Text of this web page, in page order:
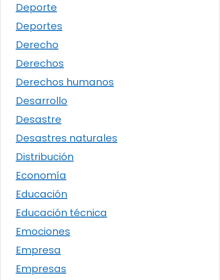
Deporte
Deportes
Derecho
Derechos
Derechos humanos
Desarrollo
Desastre
Desastres naturales
Distribución
Economía
Educación
Educación técnica
Emociones
Empresa
Empresas